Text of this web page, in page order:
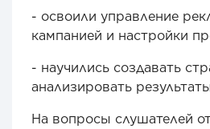
- освоили управление
кампанией и настройки
- научились создавать
анализировать
На вопросы слушателей